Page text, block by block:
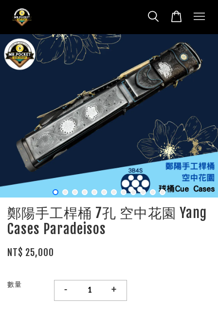
鄭陽手工桿桶 7孔 空中花園 Yang
Cases Paradeisos
NT$ 25,000
數量
- +